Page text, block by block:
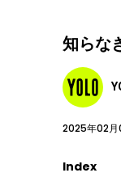
知らな
2025年02月
Index